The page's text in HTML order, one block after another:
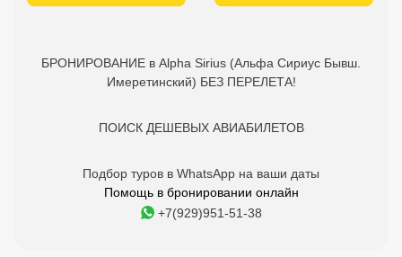
БРОНИРОВАНИЕ в Alpha Sirius (Альфа Сириус Бывш.
Имеретинский) БЕЗ ПЕРЕЛЕТА!
ПОИСК ДЕШЕВЫХ АВИАБИЛЕТОВ
Подбор туров в WhatsApp на ваши даты
Помощь в бронировании онлайн
+7(929)951-51-38